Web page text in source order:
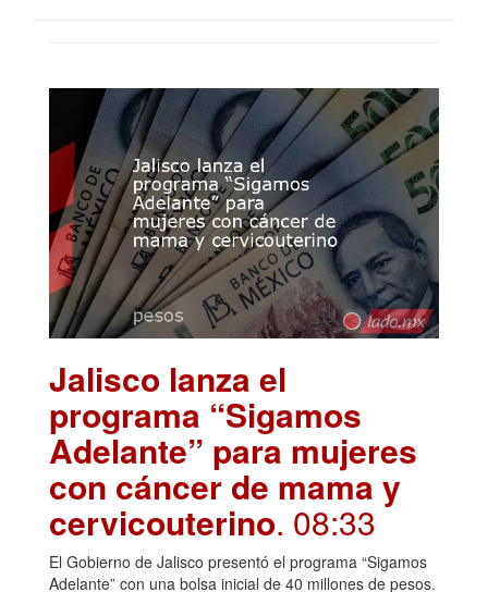
Jalisco lanza el
programa “Sigamos
Adelante” para mujeres
con cáncer de mama y
cervicouterino. 08:33
El Gobierno de Jalisco presentó el programa “Sigamos
Adelante” con una bolsa inicial de 40 millones de pesos.